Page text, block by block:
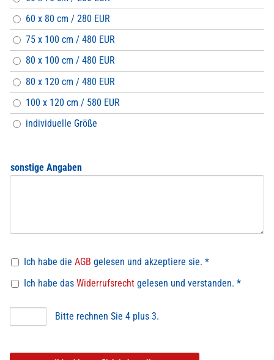
60 x 80 cm / 280 EUR
75 x 100 cm / 480 EUR
80 x 100 cm / 480 EUR
80 x 120 cm / 480 EUR
100 x 120 cm / 580 EUR
individuelle Größe
sonstige Angaben
Ich habe die AGB gelesen und akzeptiere sie. *
Ich habe das Widerrufsrecht gelesen und verstanden. *
Bitte rechnen Sie 4 plus 3.